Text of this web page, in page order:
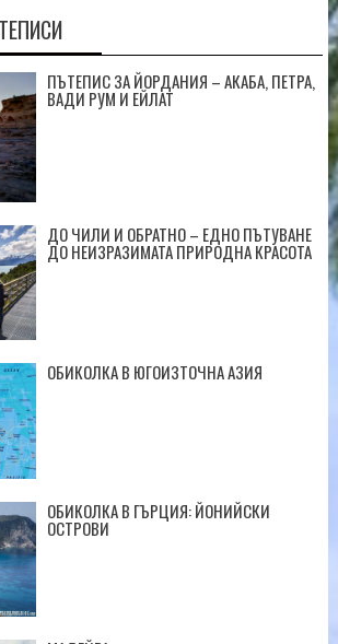
ПЪТЕПИС ЗА ЙОРДАНИЯ – АКАБА, ПЕТРА,
ВАДИ РУМ И ЕЙЛАТ
ДО ЧИЛИ И ОБРАТНО – ЕДНО ПЪТУВАНЕ
ДО НЕИЗРАЗИМАТА ПРИРОДНА КРАСОТА
ОБИКОЛКА В ЮГОИЗТОЧНА АЗИЯ
ОБИКОЛКА В ГЪРЦИЯ: ЙОНИЙСКИ
ОСТРОВИ